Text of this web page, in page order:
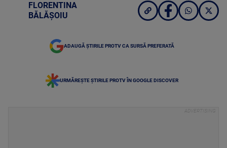
FLORENTINA
BĂLĂȘOIU
ADAUGĂ ȘTIRILE PROTV CA SURSĂ PREFERATĂ
URMĂREȘTE ȘTIRILE PROTV ÎN GOOGLE DISCOVER